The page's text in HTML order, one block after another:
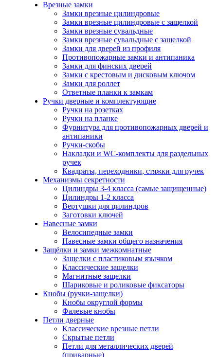
Врезные замки
Замки врезные цилиндровые
Замки врезные цилиндровые с защелкой
Замки врезные сувальдные
Замки врезные сувальдные с защелкой
Замки для дверей из профиля
Противопожарные замки и антипаника
Замки для финских дверей
Замки с крестовым и дисковым ключом
Замки для роллет
Ответные планки к замкам
Ручки дверные и комплектующие
Ручки на розетках
Ручки на планке
Фурнитура для противопожарных дверей и
антипаники
Ручки-скобы
Накладки и WC-комплекты для раздельных
ручек
Квадраты, переходники, стяжки для ручек
Механизмы секретности
Цилиндры 3-4 класса (самые защищенные)
Цилиндры 1-2 класса
Вертушки для цилиндров
Заготовки ключей
Навесные замки
Велосипедные замки
Навесные замки общего назначения
Защёлки и замки межкомнатные
Защелки с пластиковым язычком
Классические защелки
Магнитные защелки
Шариковые и роликовые фиксаторы
Кнобы (ручки-защелки)
Кнобы округлой формы
Фалевые кнобы
Петли дверные
Классические врезные петли
Скрытые петли
Петли для металлических дверей
(приварные)